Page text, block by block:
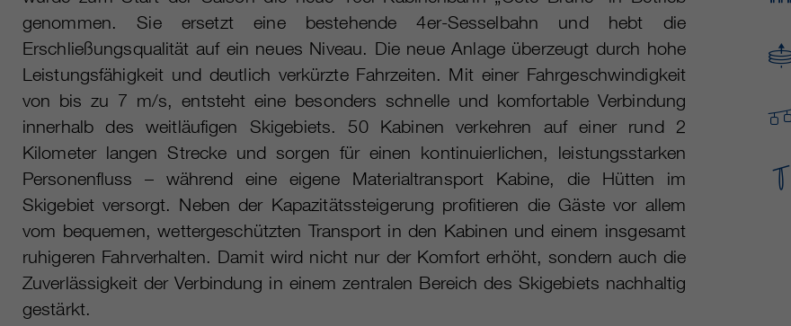
genommen. Sie ersetzt eine bestehende 4er-Sesselbahn und hebt die
Erschließungsqualität auf ein neues Niveau. Die neue Anlage überzeugt durch hohe
Leistungsfähigkeit und deutlich verkürzte Fahrzeiten. Mit einer Fahrgeschwindigkeit
von bis zu 7 m/s, entsteht eine besonders schnelle und komfortable Verbindung
innerhalb des weitläufigen Skigebiets. 50 Kabinen verkehren auf einer rund 2
Kilometer langen Strecke und sorgen für einen kontinuierlichen, leistungsstarken
Personenfluss – während eine eigene Materialtransport Kabine, die Hütten im
Skigebiet versorgt. Neben der Kapazitätssteigerung profitieren die Gäste vor allem
vom bequemen, wettergeschützten Transport in den Kabinen und einem insgesamt
ruhigeren Fahrverhalten. Damit wird nicht nur der Komfort erhöht, sondern auch die
Zuverlässigkeit der Verbindung in einem zentralen Bereich des Skigebiets nachhaltig
gestärkt.
Zweck
einschließlich persönlicher und nicht-
personenbezogener Informationen. Weitere
Informationen finden Sie in den
Datenschutzbestimmungen von Google
Analytics unter
https://policies.google.com/privacy.
Gesammelte nicht personenbezogene Daten
Nutzung der Website zu erstellen, die uns
helfen, unsere Websites / Apps zu verbessern.
Diese Informationen werden auch an unsere
Kunden / Partner weitergegeben.